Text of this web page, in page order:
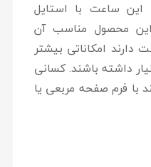
این ساعت با استایل
محصول مناسب آن
امکاناتی بیشتر
داشته باشند. کسانی
با فرم صفحه مربعی یا